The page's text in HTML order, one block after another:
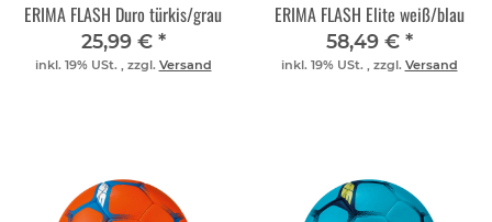
ERIMA FLASH Duro türkis/grau
25,99 € *
inkl. 19% USt. , zzgl. Versand
ERIMA FLASH Elite weiß/blau
58,49 € *
inkl. 19% USt. , zzgl. Versand